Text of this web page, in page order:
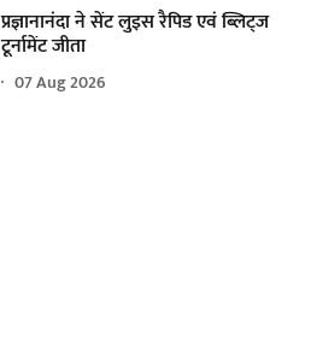
प्रज्ञानानंदा ने सेंट लुइस रैपिड एवं ब्लिट्ज
टूर्नामेंट जीता
07 Aug 2026